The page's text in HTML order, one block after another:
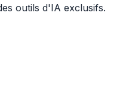
outils d'IA exclusifs.